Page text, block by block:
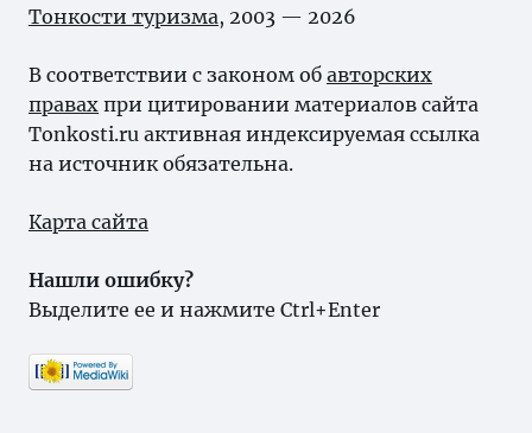
Тонкости туризма, 2003 — 2026
В соответствии с законом об авторских
правах при цитировании материалов сайта
Tonkosti.ru активная индексируемая ссылка
на источник обязательна.
Карта сайта
Нашли ошибку?
Выделите ее и нажмите Ctrl+Enter